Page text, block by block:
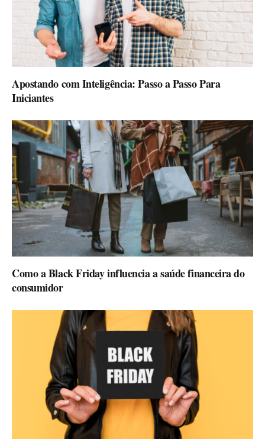
Apostando com Inteligência: Passo a Passo Para
Iniciantes
Como a Black Friday influencia a saúde financeira do
consumidor